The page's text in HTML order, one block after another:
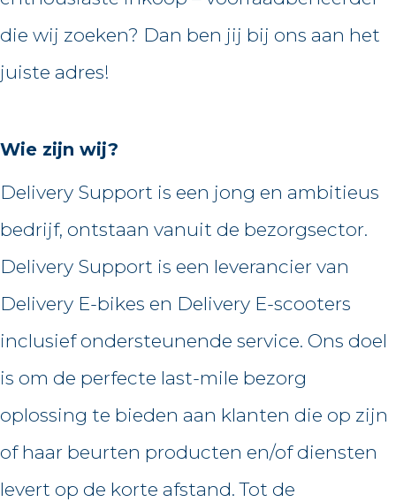
die wij zoeken? Dan ben jij bij ons aan het
juiste adres!
Wie zijn wij?
Delivery Support is een jong en ambitieus
bedrijf, ontstaan vanuit de bezorgsector.
Delivery Support is een leverancier van
Delivery E-bikes en Delivery E-scooters
inclusief ondersteunende service. Ons doel
is om de perfecte last-mile bezorg
oplossing te bieden aan klanten die op zijn
of haar beurten producten en/of diensten
levert op de korte afstand. Tot de